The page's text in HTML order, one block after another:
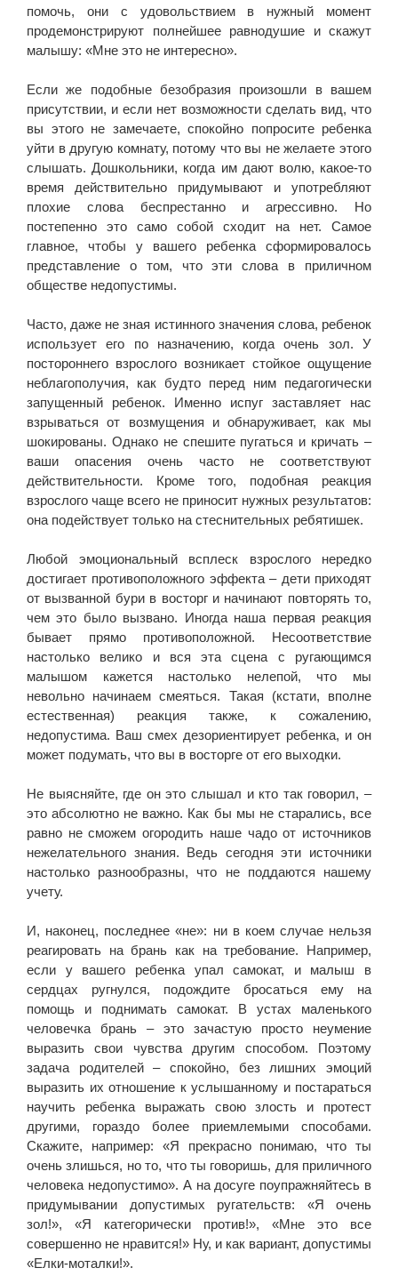
помочь, они с удовольствием в нужный момент
продемонстрируют полнейшее равнодушие и скажут
малышу: «Мне это не интересно».
Если же подобные безобразия произошли в вашем
присутствии, и если нет возможности сделать вид, что
вы этого не замечаете, спокойно попросите ребенка
уйти в другую комнату, потому что вы не желаете этого
слышать. Дошкольники, когда им дают волю, какое-то
время действительно придумывают и употребляют
плохие слова беспрестанно и агрессивно. Но
постепенно это само собой сходит на нет. Самое
главное, чтобы у вашего ребенка сформировалось
представление о том, что эти слова в приличном
обществе недопустимы.
Часто, даже не зная истинного значения слова, ребенок
использует его по назначению, когда очень зол. У
постороннего взрослого возникает стойкое ощущение
неблагополучия, как будто перед ним педагогически
запущенный ребенок. Именно испуг заставляет нас
взрываться от возмущения и обнаруживает, как мы
шокированы. Однако не спешите пугаться и кричать –
ваши опасения очень часто не соответствуют
действительности. Кроме того, подобная реакция
взрослого чаще всего не приносит нужных результатов:
она подействует только на стеснительных ребятишек.
Любой эмоциональный всплеск взрослого нередко
достигает противоположного эффекта – дети приходят
от вызванной бури в восторг и начинают повторять то,
чем это было вызвано. Иногда наша первая реакция
бывает прямо противоположной. Несоответствие
настолько велико и вся эта сцена с ругающимся
малышом кажется настолько нелепой, что мы
невольно начинаем смеяться. Такая (кстати, вполне
естественная) реакция также, к сожалению,
недопустима. Ваш смех дезориентирует ребенка, и он
может подумать, что вы в восторге от его выходки.
Не выясняйте, где он это слышал и кто так говорил, –
это абсолютно не важно. Как бы мы не старались, все
равно не сможем огородить наше чадо от источников
нежелательного знания. Ведь сегодня эти источники
настолько разнообразны, что не поддаются нашему
учету.
И, наконец, последнее «не»: ни в коем случае нельзя
реагировать на брань как на требование. Например,
если у вашего ребенка упал самокат, и малыш в
сердцах ругнулся, подождите бросаться ему на
помощь и поднимать самокат. В устах маленького
человечка брань – это зачастую просто неумение
выразить свои чувства другим способом. Поэтому
задача родителей – спокойно, без лишних эмоций
выразить их отношение к услышанному и постараться
научить ребенка выражать свою злость и протест
другими, гораздо более приемлемыми способами.
Скажите, например: «Я прекрасно понимаю, что ты
очень злишься, но то, что ты говоришь, для приличного
человека недопустимо». А на досуге поупражняйтесь в
придумывании допустимых ругательств: «Я очень
зол!», «Я категорически против!», «Мне это все
совершенно не нравится!» Ну, и как вариант, допустимы
«Елки-моталки!».